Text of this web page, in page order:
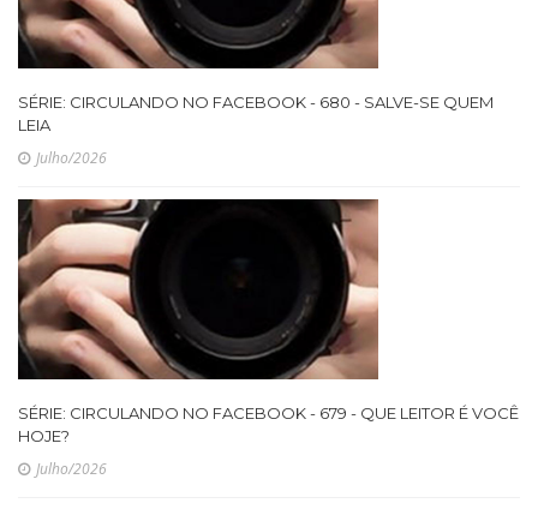
SÉRIE: CIRCULANDO NO FACEBOOK - 680 - SALVE-SE QUEM
LEIA
Julho/2026
SÉRIE: CIRCULANDO NO FACEBOOK - 679 - QUE LEITOR É VOCÊ
HOJE?
Julho/2026